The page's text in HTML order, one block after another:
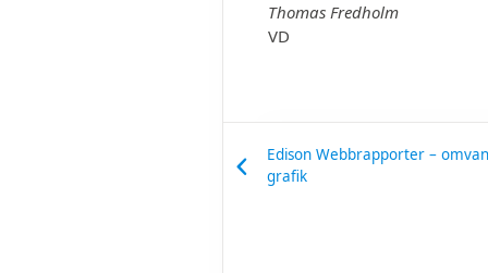
Thomas Fredholm
VD
Edison Webbrapporter –
grafik